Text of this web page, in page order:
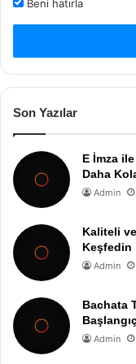
Beni hatırla
Son Yazılar
E İmza
Daha
Admin
Kaliteli
Keşfedin
Admin
Bachata
Admin